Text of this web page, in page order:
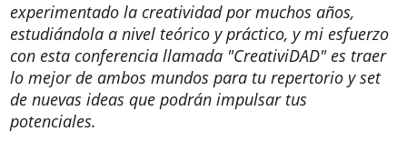
experimentado la creatividad por muchos años,
estudiándola a nivel teórico y práctico, y mi esfuerzo
con esta conferencia llamada "CreativiDAD" es traer
lo mejor de ambos mundos para tu repertorio y set
de nuevas ideas que podrán impulsar tus
potenciales.